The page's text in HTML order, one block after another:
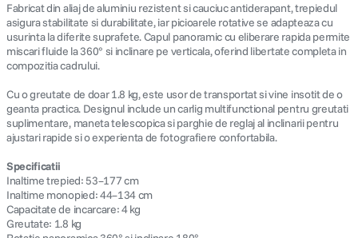
7. sony fx
8. card memorie
9. dji mic mini
10. dji osmo
Fabricat din aliaj de aluminiu rezistent si cauciuc antiderapant, trepiedul
asigura stabilitate si durabilitate, iar picioarele rotative se adapteaza cu
usurinta la diferite suprafete. Capul panoramic cu eliberare rapida permite
miscari fluide la 360° si inclinare pe verticala, oferind libertate completa in
compozitia cadrului.
Cu o greutate de doar 1.8 kg, este usor de transportat si vine insotit de o
geanta practica. Designul include un carlig multifunctional pentru greutati
suplimentare, maneta telescopica si parghie de reglaj al inclinarii pentru
ajustari rapide si o experienta de fotografiere confortabila.
Specificatii
Inaltime trepied: 53–177 cm
Inaltime monopied: 44–134 cm
Capacitate de incarcare: 4 kg
Greutate: 1.8 kg